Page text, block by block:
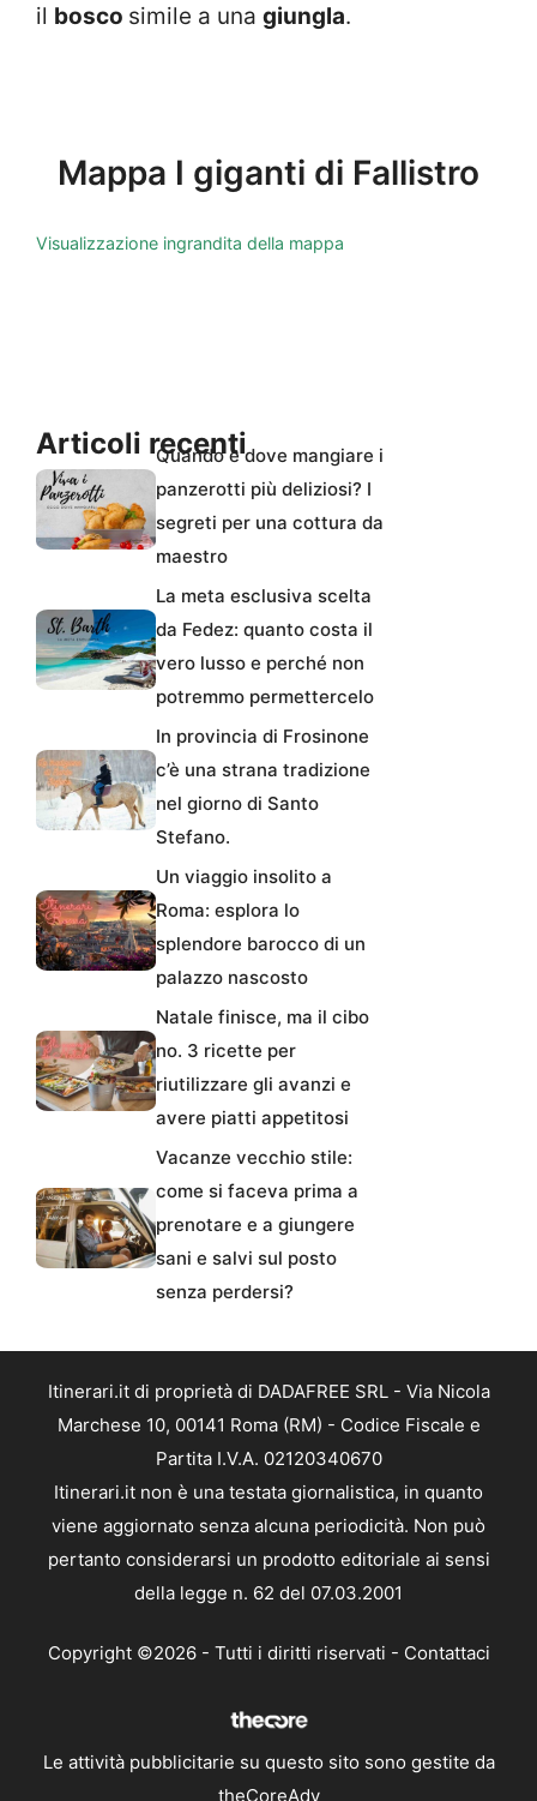
il bosco simile a una giungla.
Mappa I giganti di Fallistro
Visualizzazione ingrandita della mappa
Articoli recentiQuando e dove mangiare i
panzerotti più deliziosi? I
segreti per una cottura da
maestro
La meta esclusiva scelta
da Fedez: quanto costa il
vero lusso e perché non
potremmo permettercelo
In provincia di Frosinone
c’è una strana tradizione
nel giorno di Santo
Stefano.
Un viaggio insolito a
Roma: esplora lo
splendore barocco di un
palazzo nascosto
Natale finisce, ma il cibo
no. 3 ricette per
riutilizzare gli avanzi e
avere piatti appetitosi
Vacanze vecchio stile:
come si faceva prima a
prenotare e a giungere
sani e salvi sul posto
senza perdersi?
Itinerari.it di proprietà di DADAFREE SRL - Via Nicola
Marchese 10, 00141 Roma (RM) - Codice Fiscale e
Partita I.V.A. 02120340670
Itinerari.it non è una testata giornalistica, in quanto
viene aggiornato senza alcuna periodicità. Non può
pertanto considerarsi un prodotto editoriale ai sensi
della legge n. 62 del 07.03.2001
Copyright ©2026 - Tutti i diritti riservati - Contattaci
Le attività pubblicitarie su questo sito sono gestite da
theCoreAdv